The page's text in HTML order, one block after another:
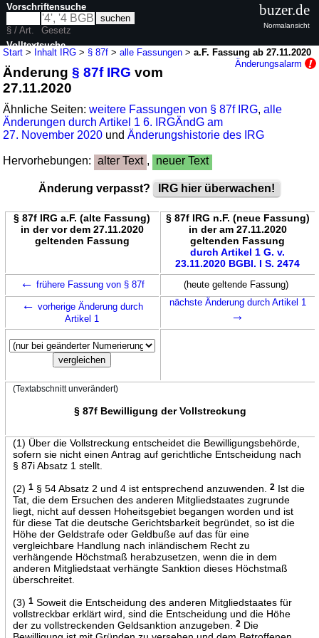
Start > Inhalt IRG > § 87f >alle Fassungen >a.F. Fassung ab 27.11.2020
Änderungsalarm
Änderung§ 87f IRG vom
27.11.2020
Ähnliche Seiten:weitere Fassungen von § 87f IRG,alle
Änderungen durch Artikel 1 6. IRGÄndG am
27. November 2020 undÄnderungshistorie des IRG
Hervorhebungen: alter Text , neuer Text
Änderung verpasst? IRG hier überwachen!
§ 87f IRG a.F. (alte Fassung)
in der vor dem 27.11.2020
geltenden Fassung
§ 87f IRG n.F. (neue Fassung)
in der am 27.11.2020
geltenden Fassung
durch Artikel 1 G. v.
23.11.2020 BGBl. I S. 2474
← frühere Fassung von § 87f (heute geltende Fassung)
← vorherige Änderung durch
Artikel 1
nächste Änderung durch Artikel 1
→
(Textabschnitt unverändert)
§ 87f Bewilligung der Vollstreckung
(1) Über die Vollstreckung entscheidet die Bewilligungsbehörde,
sofern sie nicht einen Antrag auf gerichtliche Entscheidung nach
§ 87i Absatz 1 stellt.
(2) 1§ 54 Absatz 2 und 4 ist entsprechend anzuwenden. 2Ist die
Tat, die dem Ersuchen des anderen Mitgliedstaates zugrunde
liegt, nicht auf dessen Hoheitsgebiet begangen worden und ist
für diese Tat die deutsche Gerichtsbarkeit begründet, so ist die
Höhe der Geldstrafe oder Geldbuße auf das für eine
vergleichbare Handlung nach inländischem Recht zu
verhängende Höchstmaß herabzusetzen, wenn die in dem
anderen Mitgliedstaat verhängte Sanktion dieses Höchstmaß
überschreitet.
(3) 1Soweit die Entscheidung des anderen Mitgliedstaates für
vollstreckbar erklärt wird, sind die Entscheidung und die Höhe
der zu vollstreckenden Geldsanktion anzugeben.
2Die
Vorschriftensuche
§ / Art.
Gesetz
Volltextsuche
nur in IRG
buzer.de
Normalansicht